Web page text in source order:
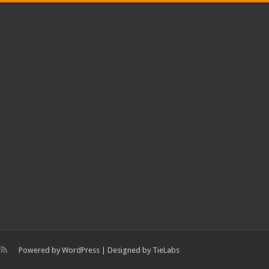
Powered by WordPress| Designed by TieLabs